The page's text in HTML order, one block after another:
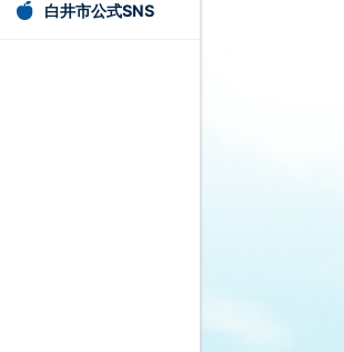
白井市公式SNS